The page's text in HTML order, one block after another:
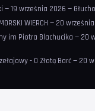
— 19 września 2026 —
WIERCH — 20
im Piotra Blachucika — 20
- O Złotą Barć — 20